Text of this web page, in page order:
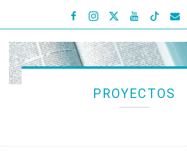
  
PROYECTOS